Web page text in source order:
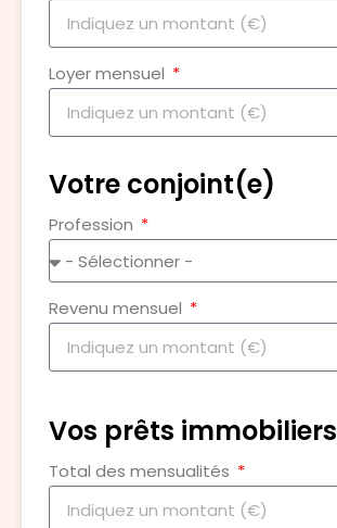
Loyer mensuel
Votre conjoint(e)
Profession
Revenu mensuel
Vos prêts immobiliers
Total des mensualités